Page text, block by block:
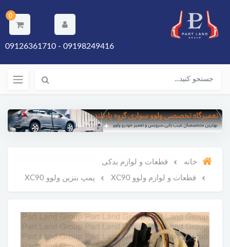
0
09198249416 - 09126361710
خانه قطعات و لوازم یدکی
قطعات و لوازم ولوو XC90 پمپ بنزین ولوو XC90